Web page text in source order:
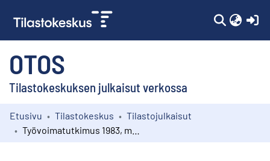
OTOS
Tilastokeskuksen julkaisut verkossa
Kokoelmat
Etusivu Tilastokeskus
Tilastojulkaisut